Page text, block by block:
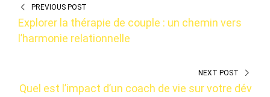
PREVIOUS POST
Explorer la thérapie de couple : un chemin vers
l’harmonie relationnelle
NEXT POST
Quel est l’impact d’un coach de vie sur votre dév